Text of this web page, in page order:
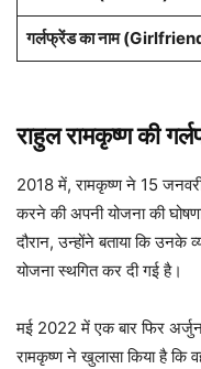
गर्लफ्रेंड का नाम
राहुल रामकृष्ण की
2018 में, रामकृष्ण ने 15
करने की अपनी योजना की
दौरान, उन्होंने बताया कि उनके
योजना स्थगित कर दी गई है।
मई 2022 में एक बार फिर
रामकृष्ण ने खुलासा किया है कि